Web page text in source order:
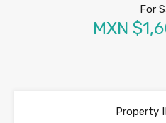
For
MXN
Property